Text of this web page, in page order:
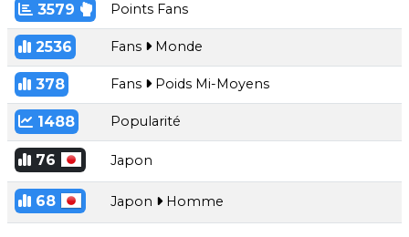
3579 Points Fans
2536 Fans Monde
378 Fans Poids Mi-Moyens
1488 Popularité
76 Japon
68 Japon Homme